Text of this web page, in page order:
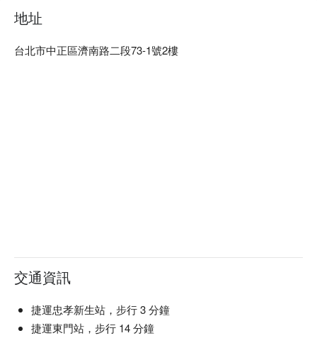
地址
台北市中正區濟南路二段73-1號2樓
交通資訊
捷運忠孝新生站，步行 3 分鐘
捷運東門站，步行 14 分鐘